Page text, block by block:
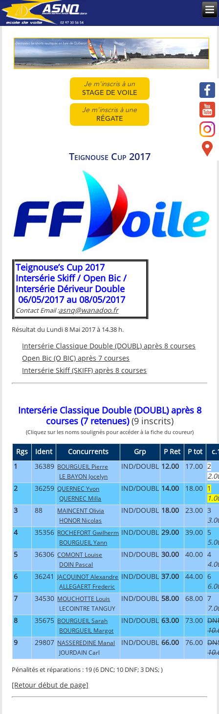
Je m'inscris à un
STAGE DE VOILE
Je m'inscris à une
RÉGATE
Teignouse Cup 2017
Teignouse’s Cup 2017
Intersérie Skiff / Open Bic /
Intersérie Dériveur Double
06/05/2017 au 08/05/2017
Contact Email :asnq@wanadoo.fr
Résultat du Lundi 8 Mai 2017 à 14.38 h.
Intersérie Classique Double (DOUBL) après 8 courses
Open Bic (O BIC) après 7 courses
Intersérie Skiff (SKIFF) après 8 courses
Intersérie Classique Double (DOUBL) après 8
courses (7 retenues)(9 inscrits)
(Cliquez sur les noms soulignés pour accéder à la fiche du coureur)
Rgs Ident Concurrents Grp P Ret P tot
1
36389 BOURGUEIL Pierre
LE BAYON Jocelyn
IND/DOUBL 12.00 17.00 2
2
36259 QUERNEC Yvon
QUERNEC Milla
IND/DOUBL 14.00 18.00 1
3
88
MAINCENT Olivia
HONOR Nicolas
IND/DOUBL 18.00 23.00 3
4
35356 ROCHEFORT Gwilherm
BOURGUEIL Yann
IND/DOUBL 29.00 39.00 5
5
36306 COMONT Louise
DOIN Pascal
IND/DOUBL 30.00 40.00 4
6
36241
JACQUINOT Alexandre
ALLEGAERT Frederic
IND/DOUBL 37.00 44.00 6
7
34530 MOUCHOTTE Louis
LECOINTRE TANGUY
IND/DOUBL 58.00 68.00 7
8
35675 BOURGUEIL Sarah
BOURGUEIL Margot
IND/DOUBL 63.00 73.00
9
29807 NASSEREDINE Manal
JOURDAIN Carl
IND/DOUBL 66.00 76.00
Pénalités et réparations : 19 (6 DNC; 10 DNF; 3 DNS; )
[Retour début de page]